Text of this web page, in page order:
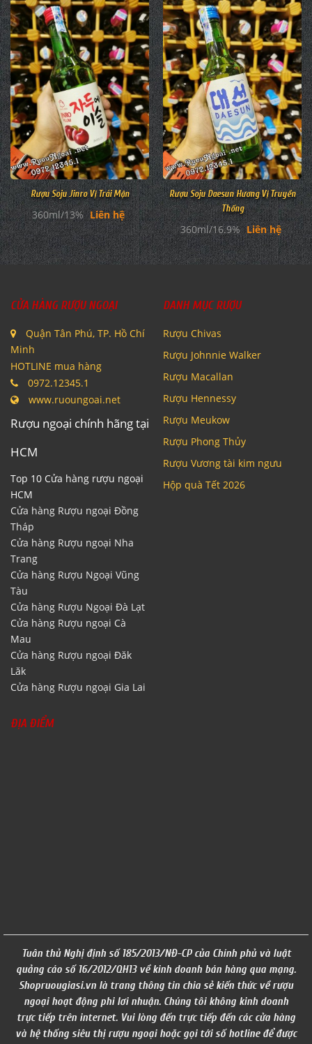
Rượu Soju Jinro Vị Trái Mận
360ml/13% Liên hệ
Rượu Soju Daesun Hương Vị Truyền
Thống
360ml/16.9% Liên hệ
CỬA HÀNG RƯỢU NGOẠI
Quận Tân Phú, TP. Hồ Chí
Minh
HOTLINE mua hàng
0972.12345.1
www.ruoungoai.net
Rượu ngoại chính hãng tại
HCM
Top 10 Cửa hàng rượu ngoại
HCM
Cửa hàng Rượu ngoại Đồng
Tháp
Cửa hàng Rượu ngoại Nha
Trang
Cửa hàng Rượu Ngoại Vũng
Tàu
Cửa hàng Rượu Ngoại Đà Lạt
Cửa hàng Rượu ngoại Cà
Mau
Cửa hàng Rượu ngoại Đăk
Lăk
Cửa hàng Rượu ngoại Gia Lai
DANH MỤC RƯỢU
Rượu Chivas
Rượu Johnnie Walker
Rượu Macallan
Rượu Hennessy
Rượu Meukow
Rượu Phong Thủy
Rượu Vương tài kim ngưu
Hộp quà Tết 2026
ĐỊA ĐIỂM
Tuân thủ Nghị định số 185/2013/NĐ-CP của Chính phủ và luật
quảng cáo số 16/2012/QH13 về kinh doanh bán hàng qua mạng.
Shopruougiasi.vn là trang thông tin chia sẻ kiến thức về rượu
ngoại hoạt động phi lơi nhuận. Chúng tôi không kinh doanh
trực tiếp trên internet. Vui lòng đến trực tiếp đến các cửa hàng
và hệ thống siêu thị rượu ngoại hoặc gọi tới số hotline để được